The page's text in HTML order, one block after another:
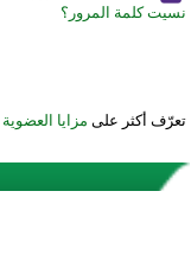
نسيت كلمة المرور؟
تعرّف أكثر على مزايا العضوية